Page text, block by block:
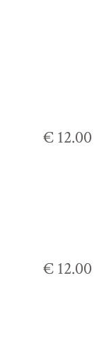
€ 12.00
€ 12.00